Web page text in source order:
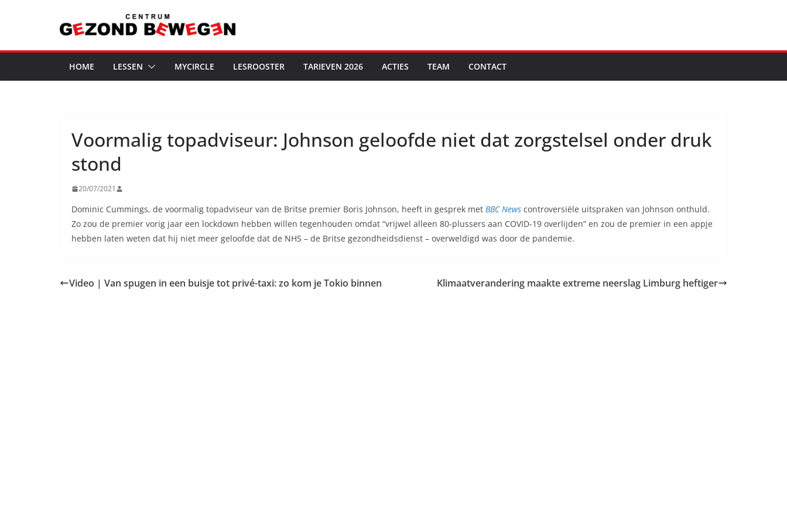
inhoud
HOME LESSEN MYCIRCLE LESROOSTER TARIEVEN 2026 ACTIES TEAM CONTACT
Voormalig topadviseur: Johnson geloofde niet dat zorgstelsel onder druk
stond
20/07/2021
Dominic Cummings, de voormalig topadviseur van de Britse premier Boris Johnson, heeft in gesprek met BBC News controversiële uitspraken van Johnson onthuld.
Zo zou de premier vorig jaar een lockdown hebben willen tegenhouden omdat “vrijwel alleen 80-plussers aan COVID-19 overlijden” en zou de premier in een appje
hebben laten weten dat hij niet meer geloofde dat de NHS – de Britse gezondheidsdienst – overweldigd was door de pandemie.
Video | Van spugen in een buisje tot privé-taxi: zo kom je Tokio binnen Klimaatverandering maakte extreme neerslag Limburg heftiger